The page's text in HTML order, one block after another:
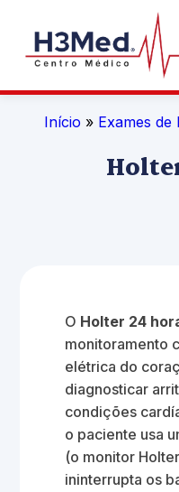
Início » Exames de
O Holter 24
monitoramento
elétrica do
diagnosticar
condições
o paciente usa
(o monitor
ininterrupta os